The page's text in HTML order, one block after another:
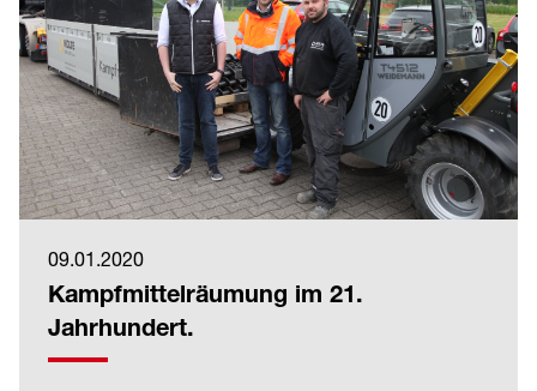
09.01.2020
Kampfmittelräumung im 21.
Jahrhundert.